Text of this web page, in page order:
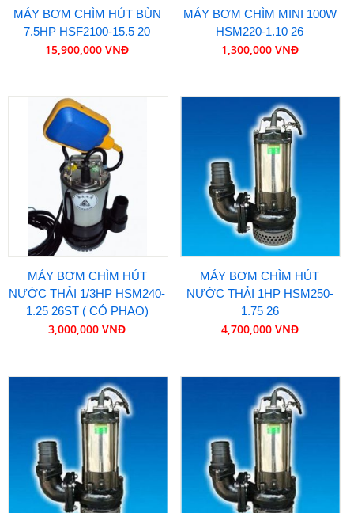
MÁY BƠM CHÌM HÚT BÙN
7.5HP HSF2100-15.5 20
15,900,000 VNĐ
MÁY BƠM CHÌM MINI 100W
HSM220-1.10 26
1,300,000 VNĐ
MÁY BƠM CHÌM HÚT
NƯỚC THẢI 1/3HP HSM240-
1.25 26ST ( CÓ PHAO)
3,000,000 VNĐ
MÁY BƠM CHÌM HÚT
NƯỚC THẢI 1HP HSM250-
1.75 26
4,700,000 VNĐ